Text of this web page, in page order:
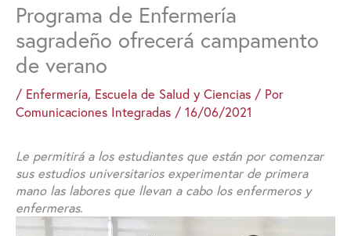
Programa de Enfermería
sagradeño ofrecerá campamento
de verano
/ Enfermería, Escuela de Salud y Ciencias / Por
Comunicaciones Integradas / 16/06/2021
Le permitirá a los estudiantes que están por comenzar
sus estudios universitarios experimentar de primera
mano las labores que llevan a cabo los enfermeros y
enfermeras.